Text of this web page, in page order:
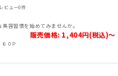
レビュー0件
容習慣を始めてみませんか。
販売価格: 1,404円(税込)～
０Ｐ